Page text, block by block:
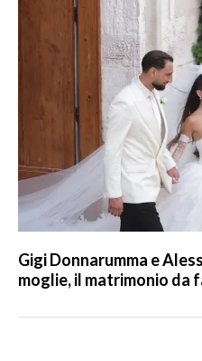
Gigi Donnarumma e
moglie, il matrimonio da